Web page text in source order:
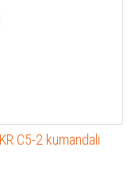
C5-2 kumandalı